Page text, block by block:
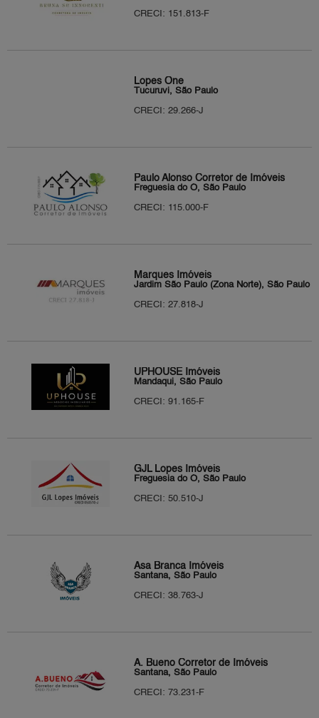
CRECI: 151.813-F
Lopes One
Tucuruvi, São Paulo
CRECI: 29.266-J
Paulo Alonso Corretor de Imóveis
Freguesia do Ó, São Paulo
CRECI: 115.000-F
Marques Imóveis
Jardim São Paulo (Zona Norte), São Paulo
CRECI: 27.818-J
UPHOUSE Imóveis
Mandaqui, São Paulo
CRECI: 91.165-F
GJL Lopes Imóveis
Freguesia do Ó, São Paulo
CRECI: 50.510-J
Asa Branca Imóveis
Santana, São Paulo
CRECI: 38.763-J
A. Bueno Corretor de Imóveis
Santana, São Paulo
CRECI: 73.231-F